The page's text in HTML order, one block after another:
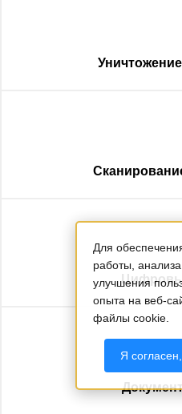
Для
работы,
улучшения
опыта на веб-
файлы cookie.
Я